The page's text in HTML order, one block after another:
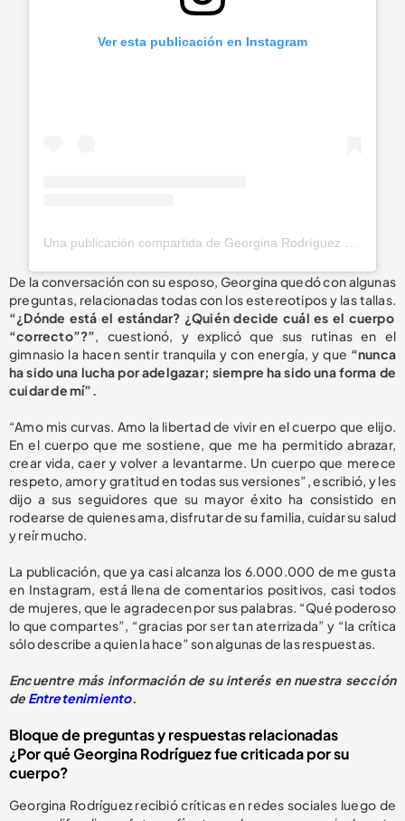
Ver esta publicación en Instagram
Una publicación compartida de Georgina Rodríguez (@georginagio)
De la conversación con su esposo, Georgina quedó con algunas
preguntas, relacionadas todas con los estereotipos y las tallas.
“¿Dónde está el estándar? ¿Quién decide cuál es el cuerpo
“correcto”?”, cuestionó, y explicó que sus rutinas en el
gimnasio la hacen sentir tranquila y con energía, y que “nunca
ha sido una lucha por adelgazar; siempre ha sido una forma de
cuidar de mí”.
“Amo mis curvas. Amo la libertad de vivir en el cuerpo que elijo.
En el cuerpo que me sostiene, que me ha permitido abrazar,
crear vida, caer y volver a levantarme. Un cuerpo que merece
respeto, amor y gratitud en todas sus versiones”, escribió, y les
dijo a sus seguidores que su mayor éxito ha consistido en
rodearse de quienes ama, disfrutar de su familia, cuidar su salud
y reír mucho.
La publicación, que ya casi alcanza los 6.000.000 de me gusta
en Instagram, está llena de comentarios positivos, casi todos
de mujeres, que le agradecen por sus palabras. “Qué poderoso
lo que compartes”, “gracias por ser tan aterrizada” y “la crítica
sólo describe a quien la hace” son algunas de las respuestas.
Encuentre más información de su interés en nuestra sección
deEntretenimiento.
Bloque de preguntas y respuestas relacionadas
¿Por qué Georgina Rodríguez fue criticada por su
cuerpo?
Georgina Rodríguez recibió críticas en redes sociales luego de